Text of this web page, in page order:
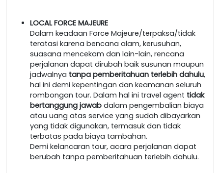
LOCAL FORCE MAJEURE
Dalam keadaan Force Majeure/terpaksa/tidak
teratasi karena bencana alam, kerusuhan,
suasana mencekam dan lain-lain, rencana
perjalanan dapat dirubah baik susunan maupun
jadwalnya tanpa pemberitahuan terlebih dahulu,
hal ini demi kepentingan dan keamanan seluruh
rombongan tour. Dalam hal ini travel agent tidak
bertanggung jawab dalam pengembalian biaya
atau uang atas service yang sudah dibayarkan
yang tidak digunakan, termasuk dan tidak
terbatas pada biaya tambahan.
Demi kelancaran tour, acara perjalanan dapat
berubah tanpa pemberitahuan terlebih dahulu.